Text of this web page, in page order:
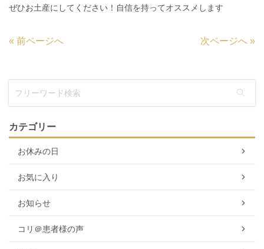
ぜひお土産にしてください！自信を持ってオススメします
« 前ページへ 次ページへ »
カテゴリー
お休みの日
お気に入り
お知らせ
コリ＠患者様の声